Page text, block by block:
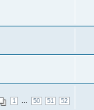
1 50 51 52